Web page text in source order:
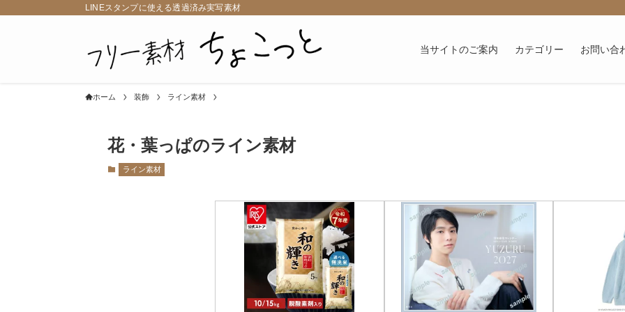
LINEスタンプに使える透過済み実写素材
当サイトのご案内 カテゴリー お問い合
ホーム 装飾 ライン素材
花・葉っぱのライン素材
ライン素材